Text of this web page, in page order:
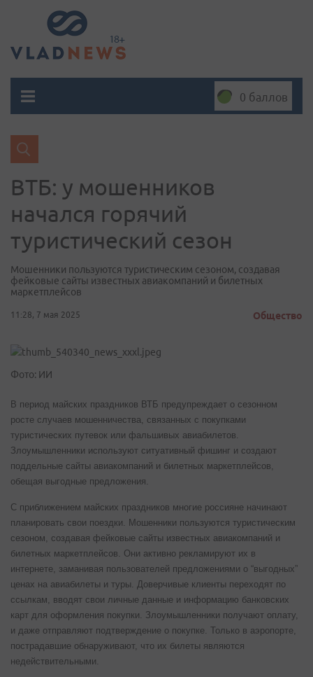
0 баллов
ВТБ: у мошенников
начался горячий
туристический сезон
Мошенники пользуются туристическим сезоном, создавая
фейковые сайты известных авиакомпаний и билетных
маркетплейсов
11:28, 7 мая 2025 Общество
Фото: ИИ
В период майских праздников ВТБ предупреждает о сезонном
росте случаев мошенничества, связанных с покупками
туристических путевок или фальшивых авиабилетов.
Злоумышленники используют ситуативный фишинг и создают
поддельные сайты авиакомпаний и билетных маркетплейсов,
обещая выгодные предложения.
С приближением майских праздников многие россияне начинают
планировать свои поездки. Мошенники пользуются туристическим
сезоном, создавая фейковые сайты известных авиакомпаний и
билетных маркетплейсов. Они активно рекламируют их в
интернете, заманивая пользователей предложениями о “выгодных”
ценах на авиабилеты и туры. Доверчивые клиенты переходят по
ссылкам, вводят свои личные данные и информацию банковских
карт для оформления покупки. Злоумышленники получают оплату,
и даже отправляют подтверждение о покупке. Только в аэропорте,
пострадавшие обнаруживают, что их билеты являются
недействительными.